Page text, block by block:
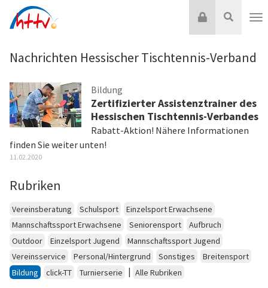
Inhalt
Suche
Login
Nachrichten Hessischer Tischtennis-Verband
Bildung
Zertifizierter Assistenztrainer des
Hessischen Tischtennis-Verbandes
Rabatt-Aktion! Nähere Informationen
finden Sie weiter unten!
11.02.2020
Rubriken
Vereinsberatung Schulsport
Einzelsport Erwachsene
Mannschaftssport Erwachsene
Seniorensport
Aufbruch
Outdoor
Einzelsport Jugend
Mannschaftssport Jugend
Vereinsservice
Personal/Hintergrund Sonstiges
Breitensport
Bildung
click-TT Turnierserie | Alle Rubriken